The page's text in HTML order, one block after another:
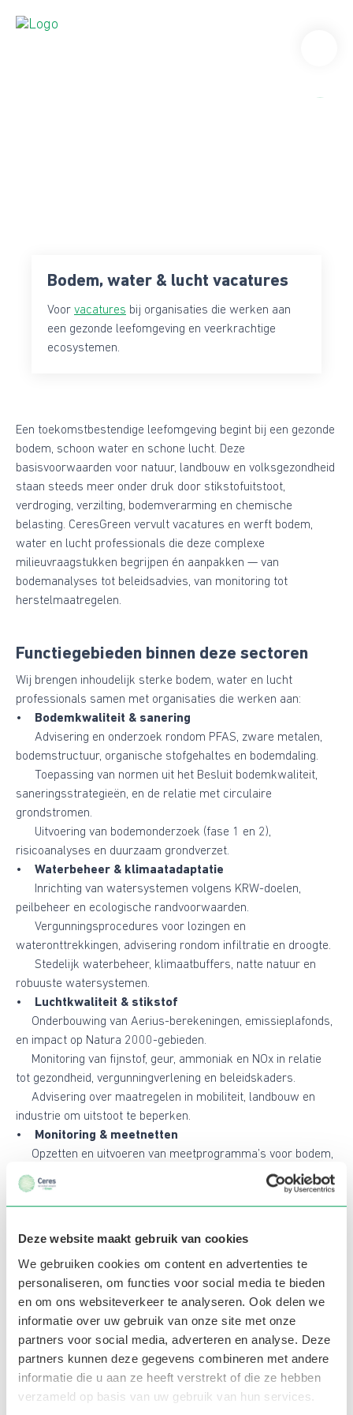
Deze website maakt gebruik van cookies
We gebruiken cookies om content en advertenties te
personaliseren, om functies voor social media te bieden
en om ons websiteverkeer te analyseren. Ook delen we
informatie over uw gebruik van onze site met onze
partners voor social media, adverteren en analyse. Deze
partners kunnen deze gegevens combineren met andere
informatie die u aan ze heeft verstrekt of die ze hebben
verzameld op basis van uw gebruik van hun services.
Bodem, water & lucht vacatures
Voor vacatures bij organisaties die werken aan
een gezonde leefomgeving en veerkrachtige
ecosystemen.
Een toekomstbestendige leefomgeving begint bij een gezonde
bodem, schoon water en schone lucht. Deze
basisvoorwaarden voor natuur, landbouw en volksgezondheid
staan steeds meer onder druk door stikstofuitstoot,
verdroging, verzilting, bodemverarming en chemische
belasting. CeresGreen vervult vacatures en werft bodem,
water en lucht professionals die deze complexe
milieuvraagstukken begrijpen én aanpakken — van
bodemanalyses tot beleidsadvies, van monitoring tot
herstelmaatregelen.
Functiegebieden binnen deze sectoren
Wij brengen inhoudelijk sterke bodem, water en lucht
professionals samen met organisaties die werken aan:
•
Bodemkwaliteit & sanering
Advisering en onderzoek rondom PFAS, zware metalen,
bodemstructuur, organische stofgehaltes en bodemdaling.
Toepassing van normen uit het Besluit bodemkwaliteit,
saneringsstrategieën, en de relatie met circulaire
grondstromen.
Uitvoering van bodemonderzoek (fase 1 en 2),
risicoanalyses en duurzaam grondverzet.
• Waterbeheer & klimaatadaptatie
Inrichting van watersystemen volgens KRW-doelen,
peilbeheer en ecologische randvoorwaarden.
Vergunningsprocedures voor lozingen en
wateronttrekkingen, advisering rondom infiltratie en droogte.
Stedelijk waterbeheer, klimaatbuffers, natte natuur en
robuuste watersystemen.
•
Luchtkwaliteit & stikstof
Onderbouwing van Aerius-berekeningen, emissieplafonds,
en impact op Natura 2000-gebieden.
Monitoring van fijnstof, geur, ammoniak en NOx in relatie
tot gezondheid, vergunningverlening en beleidskaders.
Advisering over maatregelen in mobiliteit, landbouw en
industrie om uitstoot te beperken.
•
Monitoring & meetnetten
Opzetten en uitvoeren van meetprogramma’s voor bodem,
water en lucht.
Werken met modellen en datasets (o.a. GCN, Aerius, BIS,
BRO).
vergunningverlening of
Waarom CeresGreen voor vacatures op
gebied van bodem, water en lucht?
Bodem, water en lucht zijn geen losse thema’s — ze zijn
gelieerd aan ruimtelijke ontwikkeling, landbouw,
natuurbeheer, gezondheid én beleid. Daarom zoekt